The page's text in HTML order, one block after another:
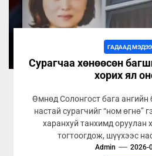
ГАДААД МЭДЭЭ
Сурагчаа хөнөөсөн
хорих ял
Өмнөд Солонгост бага ангийн
настай сурагчийг “ном өгнө”
харанхуй танхимд оруулан
тогтоогдож, шүүхээс
Admin 2026-